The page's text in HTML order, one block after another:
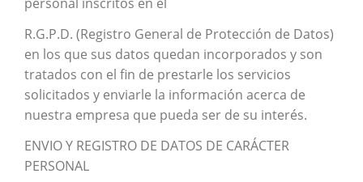
R.G.P.D. (Registro General de Protección de Datos)
en los que sus datos quedan incorporados y son
tratados con el fin de prestarle los servicios
solicitados y enviarle la información acerca de
nuestra empresa que pueda ser de su interés.
ENVIO Y REGISTRO DE DATOS DE CARÁCTER
PERSONAL